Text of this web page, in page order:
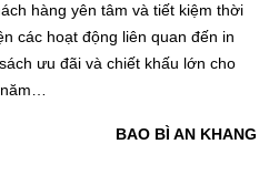
hàng yên tâm và tiết kiệm thời
các hoạt động liên quan đến in
ưu đãi và chiết khấu lớn cho
BAO BÌ AN KHANG